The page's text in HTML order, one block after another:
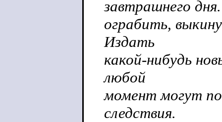
завтрашнего
ограбить,
Издать
какой-нибудь
любой
момент могут
следствия.